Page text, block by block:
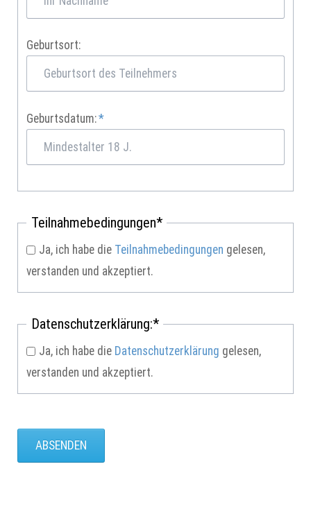
Geburtsort:
Pflichtfeld
Geburtsdatum:*
Pflichtfeld
Teilnahmebedingungen*
Ja, ich habe die Teilnahmebedingungen gelesen,
verstanden und akzeptiert.
Pflichtfeld
Datenschutzerklärung:*
Ja, ich habe die Datenschutzerklärung gelesen,
verstanden und akzeptiert.
ABSENDEN